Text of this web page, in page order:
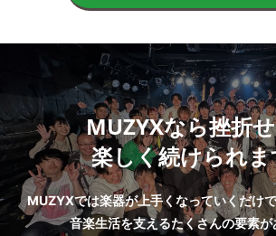
MUZYXなら挫折
楽しく続けられま
MUZYXでは楽器が上手くなっていくだけ
音楽生活を支えるたくさんの要素